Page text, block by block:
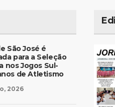
São José é
para a Seleção
nos Jogos Sul-
de Atletismo
2026